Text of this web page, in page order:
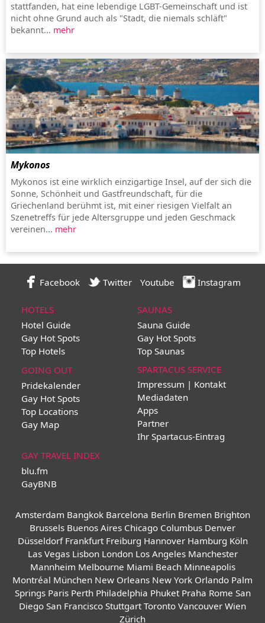
stattfanden, hat eine lebendige LGBT-Gemeinschaft und ist
nicht ohne Grund auch als "Stadt, die niemals schläft"
bekannt... mehr
Mykonos
Mykonos ist eine wirklich einzigartige Insel, auf der sich die
Sonne, Schönheit und Gastfreundschaft, für die
Griechenland berühmt ist, mit einer riesigen Vielfalt an
Szenetreffs für jede Altersgruppe und jeden Geschmack
vereinen... mehr
Facebook Twitter Youtube Instagram
HOTELS
Hotel Guide
Gay Hot Spots
Top Hotels
SAUNAS
Sauna Guide
Gay Hot Spots
Top Saunas
GOING OUT
Pridekalender
Gay Hot Spots
Top Locations
Gay Map
SPARTACUS SERVICE
Impressum | Kontakt
Mediadaten
Apps
Partner
Ihr Spartacus-Eintrag
GAY TRAVEL INDEX
blu.fm
GayBNB
Amsterdam Bangkok Barcelona Berlin Bremen Brighton
Brussels Buenos Aires Chicago Columbus Denver
Düsseldorf Frankfurt Freiburg Hannover Hamburg Köln
Las Vegas Lisbon London Los Angeles Manchester
Mannheim Melbourne Miami Beach Minneapolis
Montréal München New Orleans New York Orlando Palm
Springs Paris Perth Philadelphia Phuket Praha Rome San
Diego San Francisco Stuttgart Toronto Vancouver Wien
Zürich